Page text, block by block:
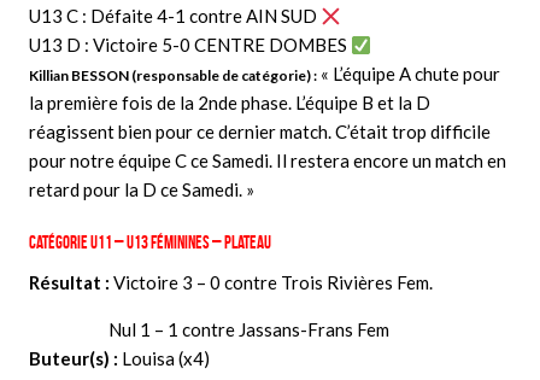
U13 C : Défaite 4-1 contre AIN SUD
U13 D : Victoire 5-0 CENTRE DOMBES
Killian BESSON (responsable de catégorie) : « L’équipe A chute pour
la première fois de la 2nde phase. L’équipe B et la D
réagissent bien pour ce dernier match. C’était trop difficile
pour notre équipe C ce Samedi. Il restera encore un match en
retard pour la D ce Samedi. »
Catégorie U11 – U13 Féminines – Plateau
Résultat : Victoire 3 – 0 contre Trois Rivières Fem.
Nul 1 – 1 contre Jassans-Frans Fem
Buteur(s) : Louisa (x4)